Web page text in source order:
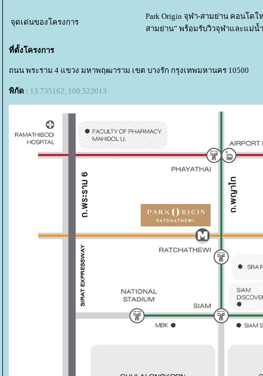
จุดเด่นของโครงการ
Park Origin จุฬา-สามย่าน คอนโดใ
สามย่าน” พร้อมรับวิวจุฬาและแม่
ที่ตั้งโครงการ
ถนน พระราม 4 แขวง มหาพฤฒาราม เขต บางรัก กรุงเทพมหานคร 10500
พิกัด : 13.735162, 100.522013